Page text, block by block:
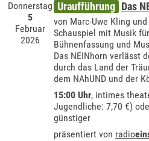
Donnerstag
5
Februar
2026
Uraufführung Das
von Marc-Uwe Kling
Schauspiel mit Musik
Bühnenfassung und
Das NEINhorn verlässt
durch das Land der
dem NAhUND und der
15:00 Uhr, intimes
Jugendliche: 7,70 €)
günstiger
präsentiert von radio